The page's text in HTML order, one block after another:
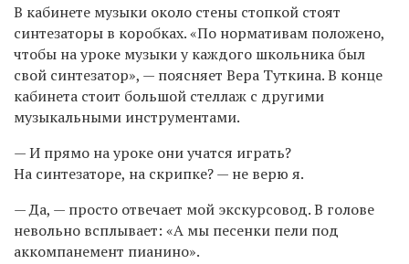
В кабинете музыки около стены стопкой стоят
синтезаторы в коробках. «По нормативам положено,
чтобы на уроке музыки у каждого школьника был
свой синтезатор», — поясняет Вера Туткина. В конце
кабинета стоит большой стеллаж с другими
музыкальными инструментами.
— И прямо на уроке они учатся играть?
На синтезаторе, на скрипке? — не верю я.
— Да, — просто отвечает мой экскурсовод. В голове
невольно всплывает: «А мы песенки пели под
аккомпанемент пианино».